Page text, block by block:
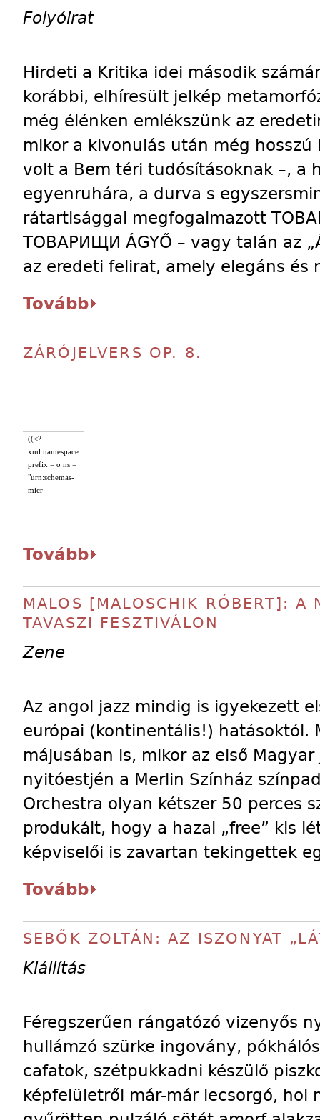
Folyóirat
Hirdeti a Kritika idei második
korábbi, elhíresült jelkép
még élénken emlékszünk az
mikor a kivonulás után még
volt a Bem téri tudósításoknak –, a
egyenruhára, a durva s
rátartisággal megfogalmazott
TOBAPИЩИ ÁGYŐ – vagy talán az
az eredeti felirat, amely elegáns és
Tovább
ZÁRÓJELVERS OP. 8.
((<?
xml:namespace
prefix = o ns =
"urn:schemas-
micr
Tovább
MALOS [MALOSCHIK RÓBERT]: A
TAVASZI FESZTIVÁLON
Zene
Az angol jazz mindig is igyekezett
európai (kontinentális!) hatásoktól.
májusában is, mikor az első
nyitóestjén a Merlin Színház
Orchestra olyan kétszer 50 perces
produkált, hogy a hazai „free” kis
képviselői is zavartan tekingettek
Tovább
SEBŐK ZOLTÁN: AZ ISZONYAT
Kiállítás
Féregszerűen rángatózó vizenyős
hullámzó szürke ingovány,
cafatok, szétpukkadni készülő
képfelületről már-már lecsorgó, hol